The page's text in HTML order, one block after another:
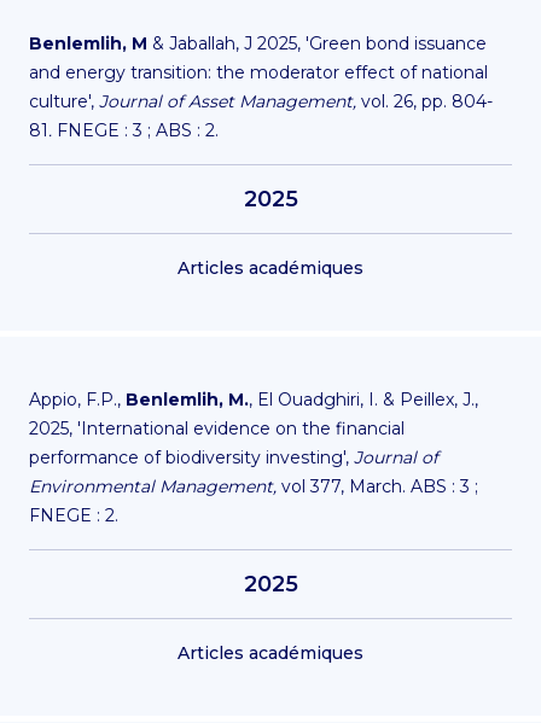
Benlemlih, M & Jaballah, J 2025, 'Green bond issuance
and energy transition: the moderator effect of national
culture', Journal of Asset Management, vol. 26, pp. 804-
81. FNEGE : 3 ; ABS : 2.
2025
Articles académiques
Appio, F.P., Benlemlih, M., El Ouadghiri, I. & Peillex, J.,
2025, 'International evidence on the financial
performance of biodiversity investing', Journal of
Environmental Management, vol 377, March. ABS : 3 ;
FNEGE : 2.
2025
Articles académiques